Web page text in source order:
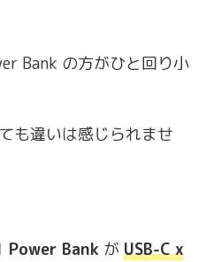
Bank の方がひと回り小
も違いは感じられませ
Power Bank が USB-C x